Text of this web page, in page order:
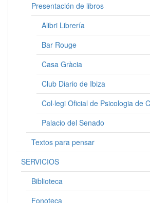
Presentación de libros
Alibri Librería
Bar Rouge
Casa Gràcia
Club Diario de Ibiza
Col·legi Oficial de Psicologia de
Palacio del Senado
Textos para pensar
SERVICIOS
Biblioteca
Fonoteca